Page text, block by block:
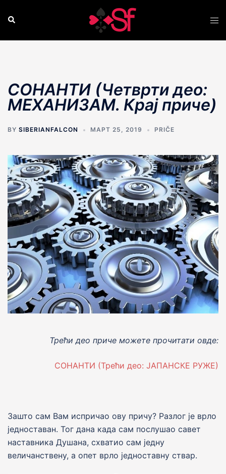
Search
СОНАНТИ (Четврти део:
МЕХАНИЗАМ. Краj приче)
BY SIBERIANFALCON МАРТ 25, 2019 PRIČE
Трећи део приче можете прочитати овде:
СОНАНТИ (Трећи део: ЈАПАНСКЕ РУЖЕ)
Зашто сам Вам испричао ову причу? Разлог jе врло
jедноставан. Тог дана када сам послушао савет
наставника Душана, схватио сам jедну
величанствену, а опет врло jедноставну ствар.